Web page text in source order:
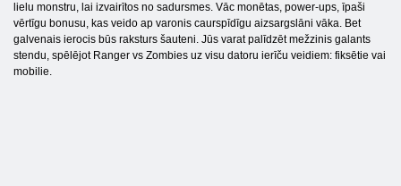
lielu monstru, lai izvairītos no sadursmes. Vāc monētas, power-ups, īpaši
vērtīgu bonusu, kas veido ap varonis caurspīdīgu aizsargslāni vāka. Bet
galvenais ierocis būs raksturs šauteni. Jūs varat palīdzēt mežzinis galants
stendu, spēlējot Ranger vs Zombies uz visu datoru ierīču veidiem: fiksētie vai
mobilie.